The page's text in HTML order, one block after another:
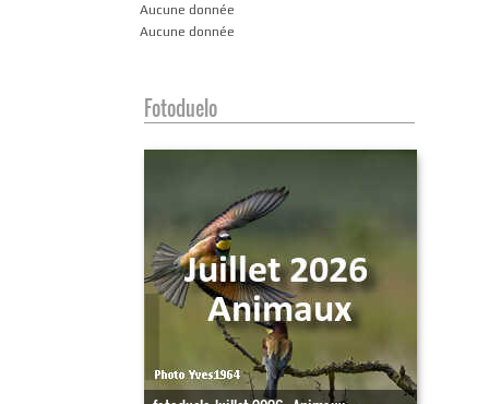
Aucune donnée
Aucune donnée
Fotoduelo